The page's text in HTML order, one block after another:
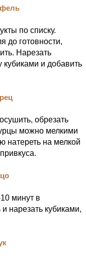
по списку.
до готовности,
Нарезать
и добавить
обрезать
можно мелкими
натереть на мелкой
минут в
нарезать кубиками,